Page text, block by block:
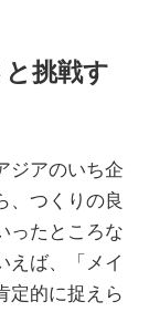
挑戦す
ジアのいち企
、つくりの良
ったところな
えば、「メイ
定的に捉えら